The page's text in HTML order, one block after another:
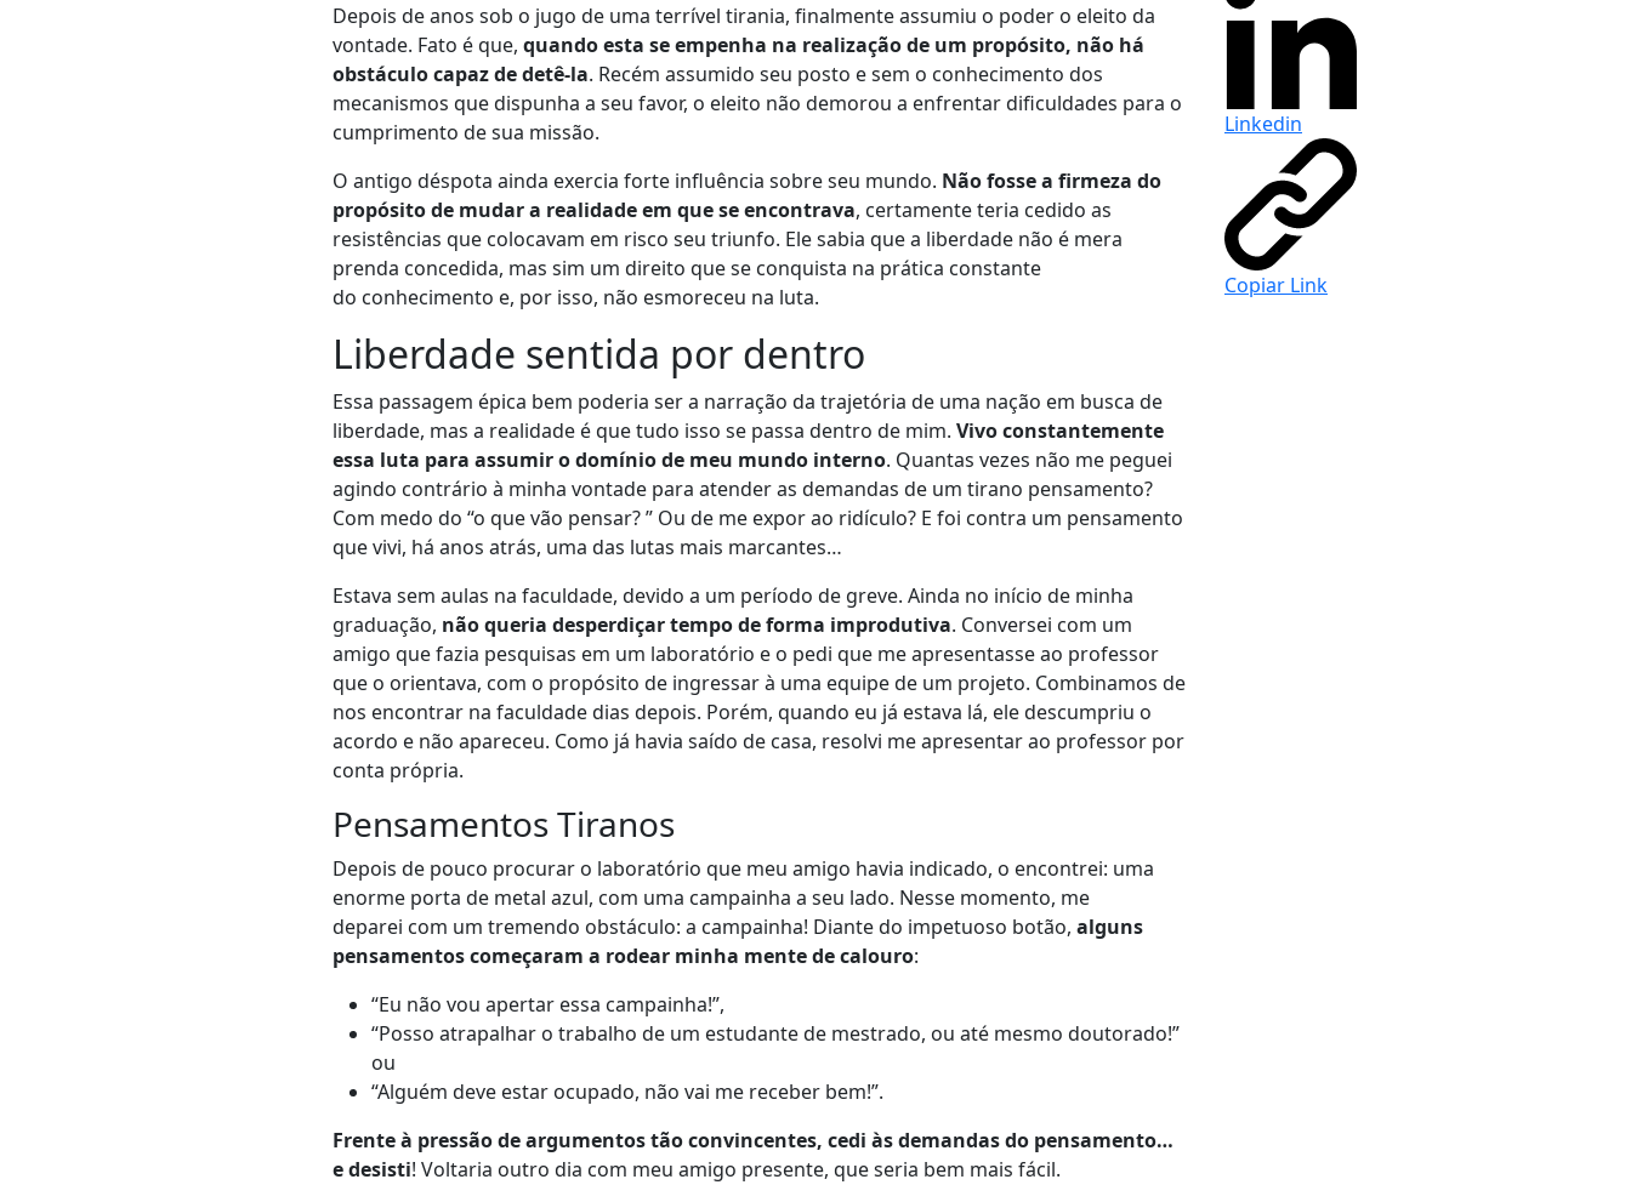
Linkedin
Copiar Link
Depois de anos sob o jugo de uma terrível tirania, finalmente assumiu o poder o eleito da
vontade. Fato é que,quando esta se empenha na realização de um propósito, não há
obstáculo capaz de detê-la. Recém assumido seu posto e sem o conhecimento dos
mecanismos que dispunha a seu favor, o eleito não demorou a enfrentar dificuldades para o
cumprimento de sua missão.
O antigo déspota ainda exercia forte influência sobre seu mundo. Não fosse a firmeza do
propósito de mudar a realidade em que se encontrava, certamente teria cedido as
resistências que colocavam em risco seu triunfo. Ele sabia que a liberdade não é mera
prenda concedida, mas sim um direito que se conquista na prática constante
do conhecimento e, por isso, não esmoreceu na luta.
Liberdade sentida por dentro
Essa passagem épica bem poderia ser a narração da trajetória de uma nação em busca de
liberdade, mas a realidade é que tudo isso se passa dentro de mim. Vivo constantemente
essa luta para assumir o domínio de meu mundo interno. Quantas vezes não me peguei
agindo contrário à minha vontade para atender as demandas de um tirano pensamento?
Com medo do “o que vão pensar? ” Ou de me expor ao ridículo? E foi contra um pensamento
que vivi, há anos atrás, uma das lutas mais marcantes…
Estava sem aulas na faculdade, devido a um período de greve. Ainda no início de minha
graduação, não queria desperdiçar tempo de forma improdutiva. Conversei com um
amigo que fazia pesquisas em um laboratório e o pedi que me apresentasse ao professor
que o orientava, com o propósito de ingressar à uma equipe de um projeto. Combinamos de
nos encontrar na faculdade dias depois. Porém, quando eu já estava lá, ele descumpriu o
acordo e não apareceu. Como já havia saído de casa, resolvi me apresentar ao professor por
conta própria.
Pensamentos Tiranos
Depois de pouco procurar o laboratório que meu amigo havia indicado, o encontrei: uma
enorme porta de metal azul, com uma campainha a seu lado. Nesse momento, me
deparei com um tremendo obstáculo: a campainha! Diante do impetuoso botão,alguns
pensamentos começaram a rodear minha mente de calouro:
“Eu não vou apertar essa campainha!”,
“Posso atrapalhar o trabalho de um estudante de mestrado, ou até mesmo doutorado!”
ou
“Alguém deve estar ocupado, não vai me receber bem!”.
Frente à pressão de argumentos tão convincentes, cedi às demandas do pensamento…
e desisti! Voltaria outro dia com meu amigo presente, que seria bem mais fácil.